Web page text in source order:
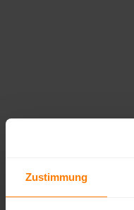
Zustimmung
Sichern